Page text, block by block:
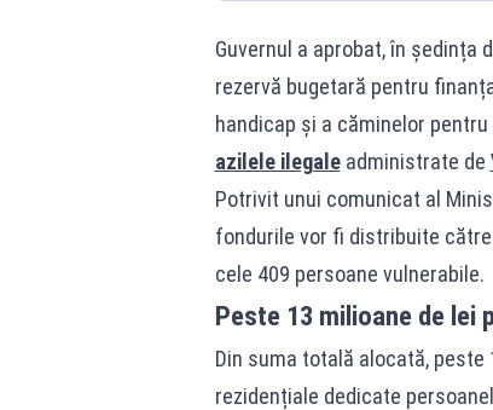
Guvernul a aprobat, în ședința
rezervă bugetară pentru
handicap și a căminelor
azilele ilegaleadministrate de
Potrivit unui comunicat al
fondurile vor fi distribuite
cele 409 persoane vulnerabile.
Peste 13 milioane de lei
Din suma totală alocată,
rezidențiale dedicate